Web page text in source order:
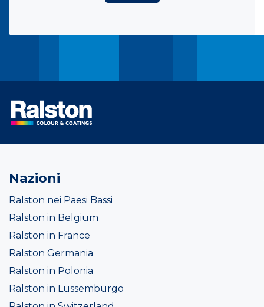
Nazioni
Ralston nei Paesi Bassi
Ralston in Belgium
Ralston in France
Ralston Germania
Ralston in Polonia
Ralston in Lussemburgo